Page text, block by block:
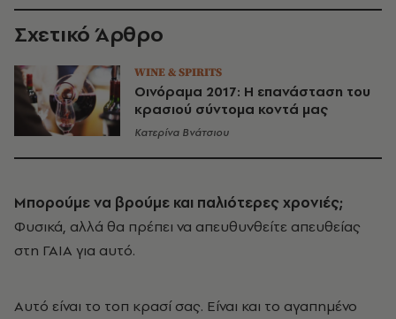
Σχετικό Άρθρο
WINE & SPIRITS
Οινόραμα 2017: Η επανάσταση του
κρασιού σύντομα κοντά μας
Κατερίνα Βνάτσιου
Μπορούμε να βρούμε και παλιότερες χρονιές;
Φυσικά, αλλά θα πρέπει να απευθυνθείτε απευθείας
στη ΓΑΙΑ για αυτό.
Αυτό είναι το τοπ κρασί σας. Είναι και το αγαπημένο